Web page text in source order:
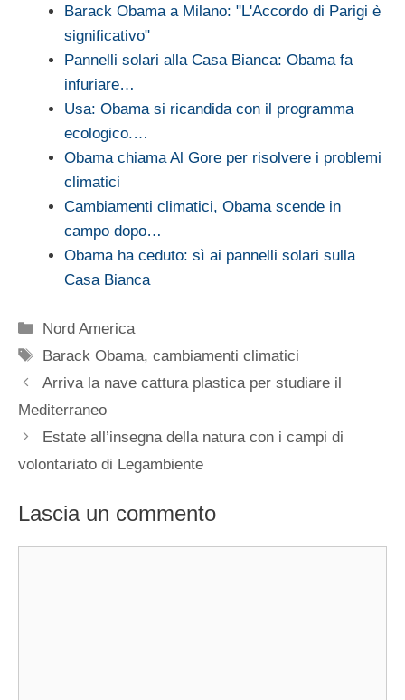
Barack Obama a Milano: "L'Accordo di Parigi è
significativo"
Pannelli solari alla Casa Bianca: Obama fa
infuriare…
Usa: Obama si ricandida con il programma
ecologico.…
Obama chiama Al Gore per risolvere i problemi
climatici
Cambiamenti climatici, Obama scende in
campo dopo…
Obama ha ceduto: sì ai pannelli solari sulla
Casa Bianca
Categorie
Nord America
Tag
Barack Obama,cambiamenti climatici
Arriva la nave cattura plastica per studiare il
Mediterraneo
Estate all’insegna della natura con i campi di
volontariato di Legambiente
Lascia un commento